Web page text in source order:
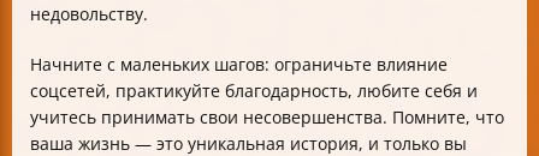
недовольству.
Начните с маленьких шагов: ограничьте влияние
соцсетей, практикуйте благодарность, любите себя и
учитесь принимать свои несовершенства. Помните, что
ваша жизнь — это уникальная история, и только вы